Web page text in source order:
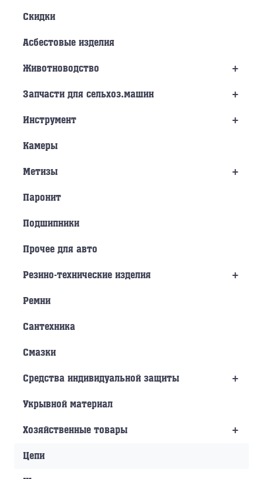
Скидки
Асбестовые изделия
+
Животноводство
+
Запчасти для сельхоз.машин
+
Инструмент
Камеры
+
Метизы
Паронит
Подшипники
Прочее для авто
+
Резино-технические изделия
Ремни
Сантехника
Смазки
+
Средства индивидуальной защиты
Укрывной материал
+
Хозяйственные товары
Цепи